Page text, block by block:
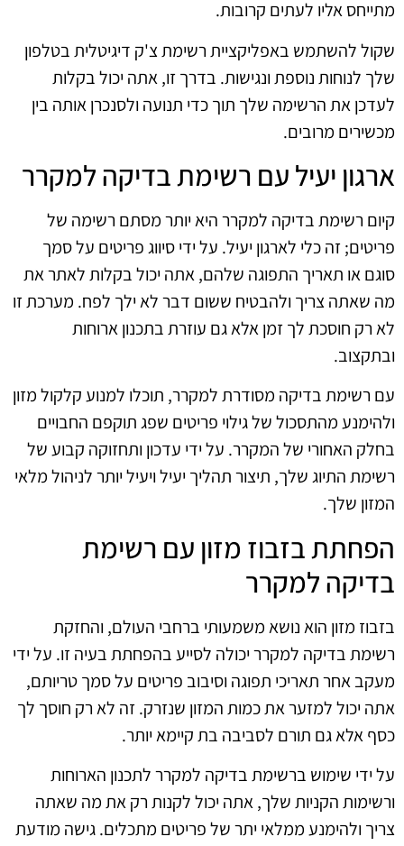
מתייחס אליו לעתים קרובות.
שקול להשתמש באפליקציית רשימת צ'ק דיגיטלית בטלפון
שלך לנוחות נוספת ונגישות. בדרך זו, אתה יכול בקלות
לעדכן את הרשימה שלך תוך כדי תנועה ולסנכרן אותה בין
מכשירים מרובים.
ארגון יעיל עם רשימת בדיקה למקרר
קיום רשימת בדיקה למקרר היא יותר מסתם רשימה של
פריטים; זה כלי לארגון יעיל. על ידי סיווג פריטים על סמך
סוגם או תאריך התפוגה שלהם, אתה יכול בקלות לאתר את
מה שאתה צריך ולהבטיח ששום דבר לא ילך לפח. מערכת זו
לא רק חוסכת לך זמן אלא גם עוזרת בתכנון ארוחות
ובתקצוב.
עם רשימת בדיקה מסודרת למקרר, תוכלו למנוע קלקול מזון
ולהימנע מהתסכול של גילוי פריטים שפג תוקפם החבויים
בחלק האחורי של המקרר. על ידי עדכון ותחזוקה קבוע של
רשימת התיוג שלך, תיצור תהליך יעיל ויעיל יותר לניהול מלאי
המזון שלך.
הפחתת בזבוז מזון עם רשימת
בדיקה למקרר
בזבוז מזון הוא נושא משמעותי ברחבי העולם, והחזקת
רשימת בדיקה למקרר יכולה לסייע בהפחתת בעיה זו. על ידי
מעקב אחר תאריכי תפוגה וסיבוב פריטים על סמך טריותם,
אתה יכול למזער את כמות המזון שנזרק. זה לא רק חוסך לך
כסף אלא גם תורם לסביבה בת קיימא יותר.
על ידי שימוש ברשימת בדיקה למקרר לתכנון הארוחות
ורשימות הקניות שלך, אתה יכול לקנות רק את מה שאתה
צריך ולהימנע ממלאי יתר של פריטים מתכלים. גישה מודעת